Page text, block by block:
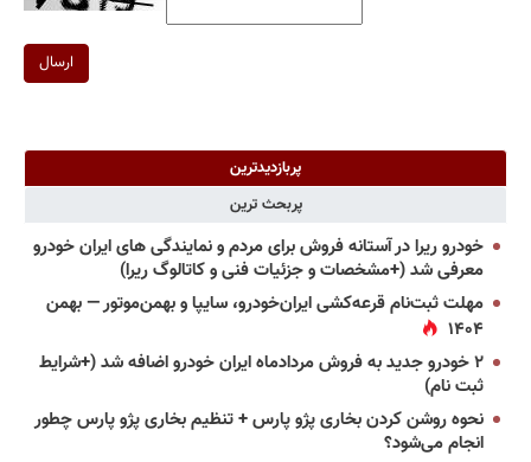
ارسال
پربازدیدترین
پربحث ترین
خودرو ریرا در آستانه فروش برای مردم و نمایندگی های ایران خودرو
معرفی شد (+مشخصات و جزئیات فنی و کاتالوگ ریرا)
مهلت ثبت‌نام قرعه‌کشی ایران‌خودرو، سایپا و بهمن‌موتور — بهمن
۱۴۰۴
۲ خودرو جدید به فروش مردادماه ایران خودرو اضافه شد (+شرایط
ثبت نام)
نحوه روشن کردن بخاری پژو پارس + تنظیم بخاری پژو پارس چطور
انجام می‌شود؟